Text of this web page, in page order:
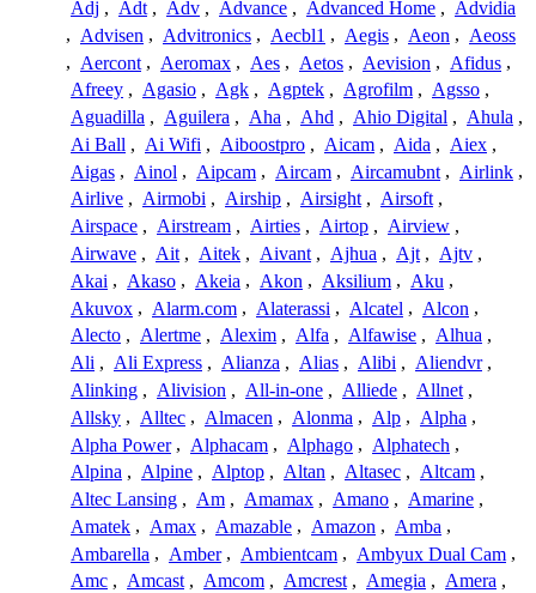
Adj , Adt , Adv , Advance , Advanced Home , Advidia
, Advisen , Advitronics , Aecbl1 , Aegis , Aeon , Aeoss
, Aercont , Aeromax , Aes , Aetos , Aevision , Afidus ,
Afreey , Agasio , Agk , Agptek , Agrofilm , Agsso ,
Aguadilla , Aguilera , Aha , Ahd , Ahio Digital , Ahula ,
Ai Ball , Ai Wifi , Aiboostpro , Aicam , Aida , Aiex ,
Aigas , Ainol , Aipcam , Aircam , Aircamubnt , Airlink ,
Airlive , Airmobi , Airship , Airsight , Airsoft ,
Airspace , Airstream , Airties , Airtop , Airview ,
Airwave , Ait , Aitek , Aivant , Ajhua , Ajt , Ajtv ,
Akai , Akaso , Akeia , Akon , Aksilium , Aku ,
Akuvox , Alarm.com , Alaterassi , Alcatel , Alcon ,
Alecto , Alertme , Alexim , Alfa , Alfawise , Alhua ,
Ali , Ali Express , Alianza , Alias , Alibi , Aliendvr ,
Alinking , Alivision , All-in-one , Alliede , Allnet ,
Allsky , Alltec , Almacen , Alonma , Alp , Alpha ,
Alpha Power , Alphacam , Alphago , Alphatech ,
Alpina , Alpine , Alptop , Altan , Altasec , Altcam ,
Altec Lansing , Am , Amamax , Amano , Amarine ,
Amatek , Amax , Amazable , Amazon , Amba ,
Ambarella , Amber , Ambientcam , Ambyux Dual Cam ,
Amc , Amcast , Amcom , Amcrest , Amegia , Amera ,